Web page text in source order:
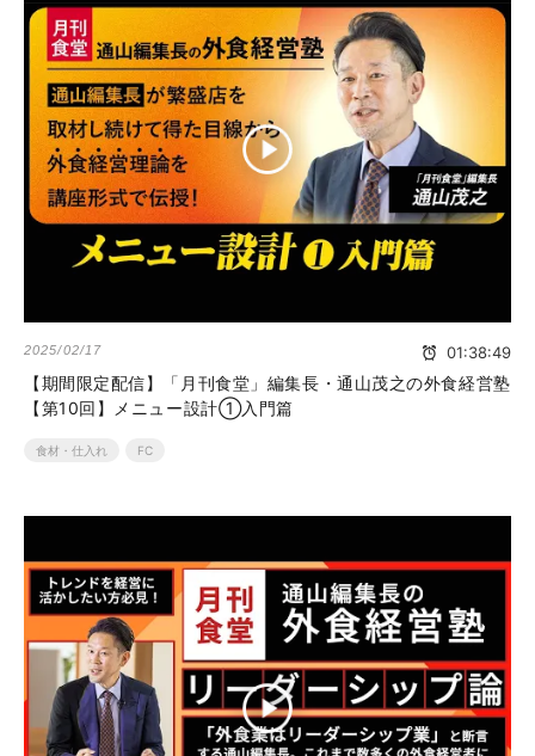
2025/02/17 01:38:49
【期間限定配信】「月刊食堂」編集長・通山茂之の外食経営塾
【第10回】メニュー設計①入門篇
食材・仕入れ FC